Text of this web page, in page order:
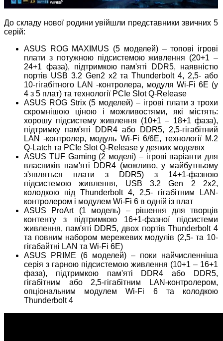
До складу нової родини увійшли представники звичних 5
серій:
ASUS ROG MAXIMUS (5 моделей) – топові ігрові
плати з потужною підсистемою живлення (20+1 –
24+1 фаза), підтримкою пам'яті DDR5, наявністю
портів USB 3.2 Gen2 x2 та Thunderbolt 4, 2,5- або
10-гігабітного LAN -контролера, модуля Wi-Fi 6E (у
4 з 5 плат) та технології PCIe Slot Q-Release
ASUS ROG Strix (5 моделей) – ігрові плати з трохи
скромнішою ціною і можливостями, які містять:
хорошу підсистему живлення (10+1 – 18+1 фаза),
підтримку пам'яті DDR4 або DDR5, 2,5-гігабітний
LAN -контролер, модуль Wi-Fi 6/6E, технології M.2
Q-Latch та PCIe Slot Q-Release у деяких моделях
ASUS TUF Gaming (2 моделі) – ігрові варіанти для
власників пам'яті DDR4 (можливо, у майбутньому
з'являться плати з DDR5) з 14+1-фазною
підсистемою живлення, USB 3.2 Gen 2 2x2,
колодкою під Thunderbolt 4, 2,5- гігабітним LAN-
контролером і модулем Wi-Fi 6 в одній із плат
ASUS ProArt (1 модель) – рішення для творців
контенту з підтримкою 16+1-фазної підсистеми
живлення, пам'яті DDR5, двох портів Thunderbolt 4
та повним набором мережевих модулів (2,5- та 10-
гігабайтні LAN та Wi-Fi 6E)
ASUS PRIME (6 моделей) – поки найчисленніша
серія з гарною підсистемою живлення (10+1 – 16+1
фаза), підтримкою пам'яті DDR4 або DDR5,
гігабітним або 2,5-гігабітним LAN-контролером,
опціональним модулем Wi-Fi 6 та колодкою
Thunderbolt 4